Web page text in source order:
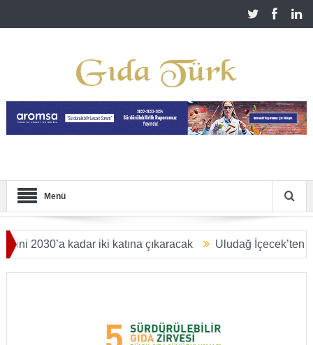
Menü
kadar iki katına çıkaracak Uludağ İçecek’ten
DOLARA ULAŞACAK